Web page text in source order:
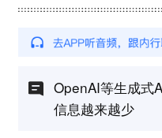
OpenAI等生成式
信息越来越少